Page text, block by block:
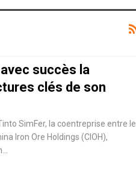
succès la
clés de son
SimFer, la coentreprise entre le
Iron Ore Holdings (CIOH),